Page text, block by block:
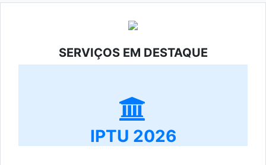
SERVIÇOS EM DESTAQUE
IPTU 2026